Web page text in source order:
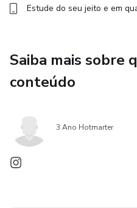
combina teoria e prática para
Estude do seu jeito e em
Saiba mais sobre
conteúdo
3 Ano Hotmarter